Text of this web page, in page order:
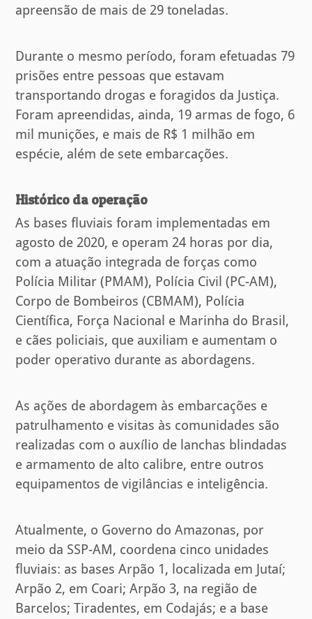
apreensão de mais de 29 toneladas.
Durante o mesmo período, foram efetuadas 79
prisões entre pessoas que estavam
transportando drogas e foragidos da Justiça.
Foram apreendidas, ainda, 19 armas de fogo, 6
mil munições, e mais de R$ 1 milhão em
espécie, além de sete embarcações.
Histórico da operação
As bases fluviais foram implementadas em
agosto de 2020, e operam 24 horas por dia,
com a atuação integrada de forças como
Polícia Militar (PMAM), Polícia Civil (PC-AM),
Corpo de Bombeiros (CBMAM), Polícia
Científica, Força Nacional e Marinha do Brasil,
e cães policiais, que auxiliam e aumentam o
poder operativo durante as abordagens.
As ações de abordagem às embarcações e
patrulhamento e visitas às comunidades são
realizadas com o auxílio de lanchas blindadas
e armamento de alto calibre, entre outros
equipamentos de vigilâncias e inteligência.
Atualmente, o Governo do Amazonas, por
meio da SSP-AM, coordena cinco unidades
fluviais: as bases Arpão 1, localizada em Jutaí;
Arpão 2, em Coari; Arpão 3, na região de
Barcelos; Tiradentes, em Codajás; e a base